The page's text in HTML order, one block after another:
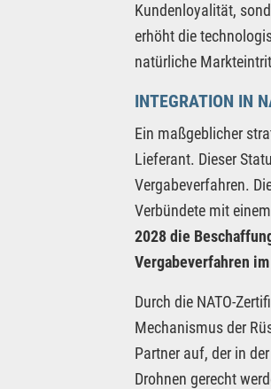
Kundenloyalität,
erhöht die
natürliche
INTEGRATION IN
Ein maßgeblicher
Lieferant. Dieser
Vergabeverfahren.
Verbündete mit
2028 die
Vergabeverfahren
Durch die NATO-
Mechanismus der
Partner auf, der in
Drohnen gerecht